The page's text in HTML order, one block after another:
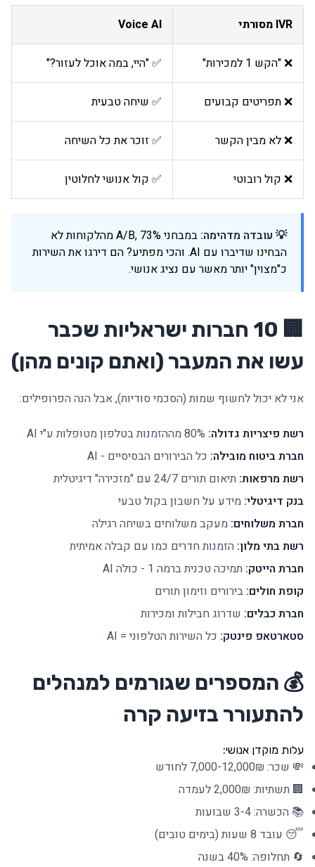
IVR מסורתי Voice AI
❌ "הקש 1 למכירות" ✅ "היי, במה אוכל לעזור?"
❌ תפריטים קבועים ✅ שיחה טבעית
❌ לא מבין הקשר ✅ זוכר את כל השיחה
❌ קול רובוטי ✅ קול אנושי לחלוטין
💡 עובדה מדהימה:
במבחני A/B, 73% מהלקוחות לא
הבחינו שדיברו עם AI. והכי מפתיע? הם דירגו את השירות
כ"מצוין" יותר מאשר עם נציג אנושי.
🏢 10 חברות ישראליות שכבר
עשו את המעבר (ואתם קונים מהן)
אני לא יכול לחשוף שמות (הסכמי סודיות), אבל הנה הפרופילים:
רשת פיצריות גדולה:
חברת ביטוח מובילה: כל הבירורים הבסיסיים - AI
רשת מרפאות: תיאום תורים 24/7 עם "מזכירה" דיגיטלית
בנק דיגיטלי: מידע על חשבון בקול טבעי
חברת משלוחים: מעקב משלוחים בשיחה רגילה
רשת בתי מלון: הזמנות חדרים כמו עם קבלה אמיתית
חברת הייטק: תמיכה טכנית ברמה 1 - כולה AI
קופת חולים: בירורים וזימון תורים
חברת כבלים: שדרוג חבילות ומכירות
סטארטאפ פינטק: כל השירות הטלפוני = AI
💰 המספרים שגורמים למנהלים
להתעורר בזיעה קרה
עלות מוקדן אנושי:
💸 שכר: 7,000-12,000₪ לחודש
🏢 תשתיות: 2,000₪ לעמדה
📚 הכשרה: 3-4 שבועות
😴 עובד 8 שעות (בימים טובים)
🔄 תחלופה: 40% בשנה